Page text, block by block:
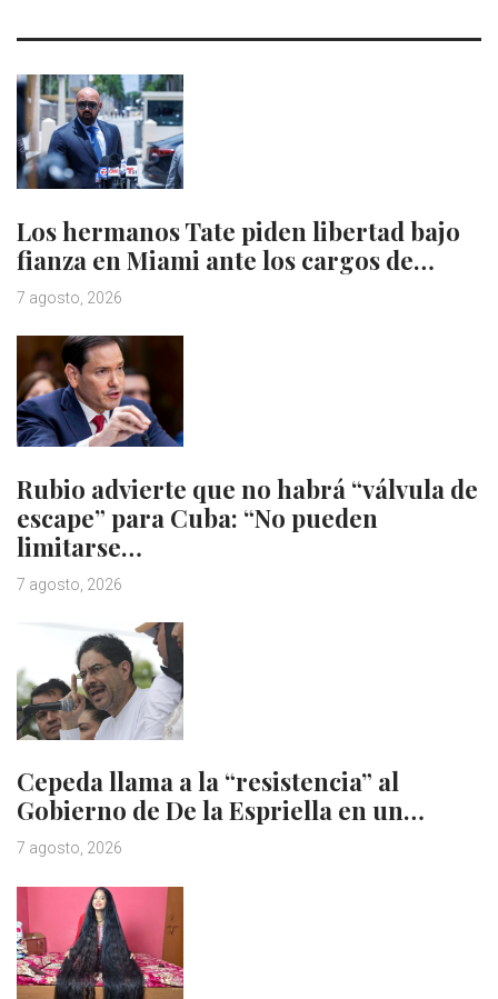
Los hermanos Tate piden libertad bajo
fianza en Miami ante los cargos de…
7 agosto, 2026
Rubio advierte que no habrá “válvula de
escape” para Cuba: “No pueden
limitarse…
7 agosto, 2026
Cepeda llama a la “resistencia” al
Gobierno de De la Espriella en un…
7 agosto, 2026